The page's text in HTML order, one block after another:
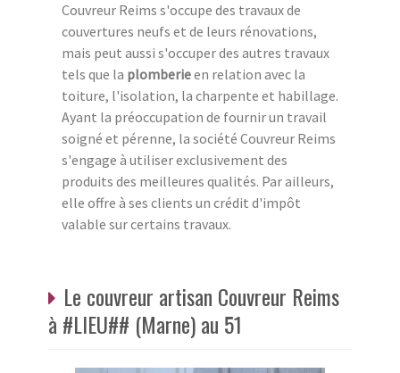
Couvreur Reims s'occupe des travaux de
couvertures neufs et de leurs rénovations,
mais peut aussi s'occuper des autres travaux
tels que la plomberieen relation avec la
toiture, l'isolation, la charpente et habillage.
Ayant la préoccupation de fournir un travail
soigné et pérenne, la société Couvreur Reims
s'engage à utiliser exclusivement des
produits des meilleures qualités. Par ailleurs,
elle offre à ses clients un crédit d'impôt
valable sur certains travaux.
Le couvreur artisan Couvreur Reims
à #LIEU## (Marne) au 51